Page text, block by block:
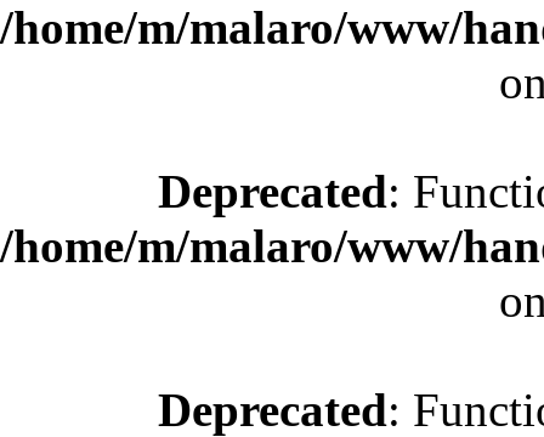
/home/m/malaro/www/
Deprecated:
/home/m/malaro/www/
Deprecated: